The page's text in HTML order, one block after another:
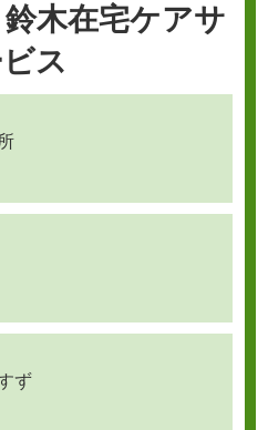
木在宅ケアサ
ス
ず